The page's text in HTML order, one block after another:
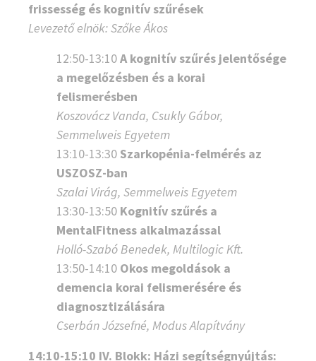
frissesség és kognitív szűrések
Levezető elnök:Szőke Ákos
12:50-13:10A kognitív szűrés jelentősége
a megelőzésben és a korai
felismerésben
Koszovácz Vanda, Csukly Gábor,
Semmelweis Egyetem
13:10-13:30 Szarkopénia-felmérés az
USZOSZ-ban
Szalai Virág, Semmelweis Egyetem
13:30-13:50 Kognitív szűrés a
MentalFitness alkalmazással
Holló-Szabó Benedek, Multilogic Kft.
13:50-14:10 Okos megoldások a
demencia korai felismerésére és
diagnosztizálására
Cserbán Józsefné, Modus Alapítvány
14:10-15:10 IV. Blokk: Házi segítségnyújtás: